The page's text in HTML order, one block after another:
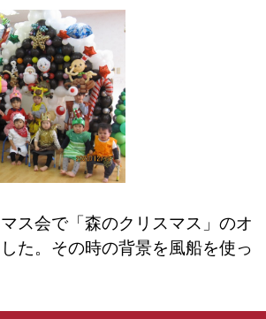
ス会で「森のクリスマス」のオ
た。その時の背景を風船を使っ